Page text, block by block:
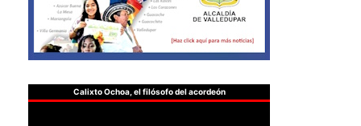
Calixto Ochoa, el filósofo del acordeón